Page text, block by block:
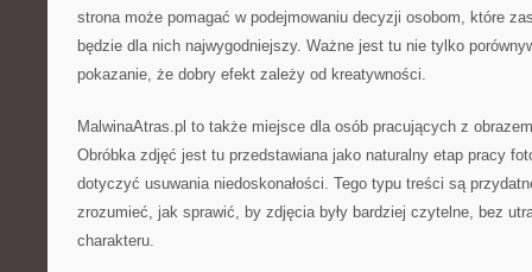
strona może pomagać w podejmowaniu decyzji osobom, które
będzie dla nich najwygodniejszy. Ważne jest tu nie tylko
pokazanie, że dobry efekt zależy od kreatywności.
MalwinaAtras.pl to także miejsce dla osób pracujących z
Obróbka zdjęć jest tu przedstawiana jako naturalny etap pracy
dotyczyć usuwania niedoskonałości. Tego typu treści są
zrozumieć, jak sprawić, by zdjęcia były bardziej czytelne, bez
charakteru.